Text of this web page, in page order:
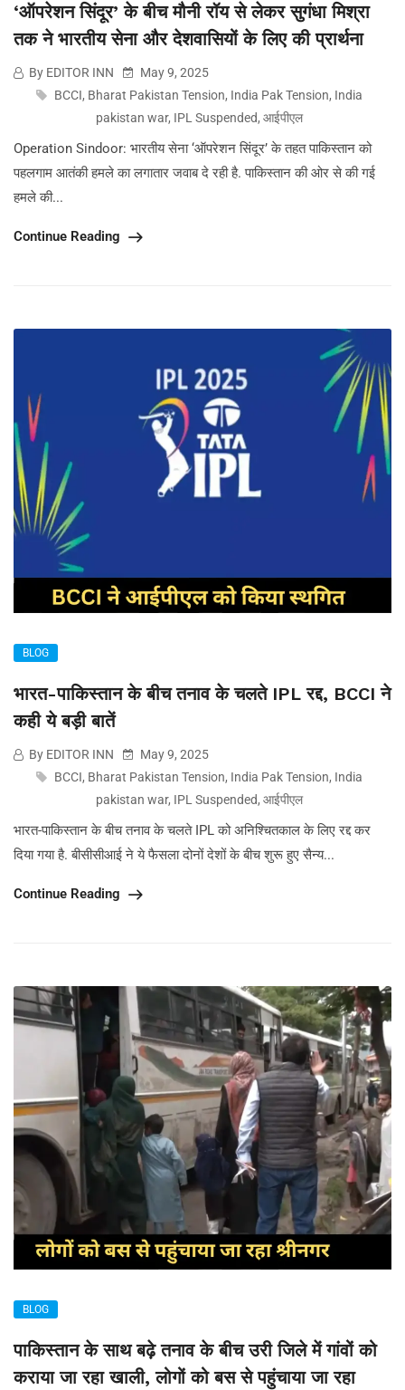
‘ऑपरेशन सिंदूर’ के बीच मौनी रॉय से लेकर सुगंधा मिश्रा
तक ने भारतीय सेना और देशवासियों के लिए की प्रार्थना
By EDITOR INN
May 9, 2025
BCCI, Bharat Pakistan Tension, India Pak Tension, India
pakistan war, IPL Suspended, आईपीएल
Operation Sindoor: भारतीय सेना ‘ऑपरेशन सिंदूर’ के तहत पाकिस्तान को
पहलगाम आतंकी हमले का लगातार जवाब दे रही है. पाकिस्तान की ओर से की गई
हमले की...
Continue Reading
BLOG
भारत-पाकिस्तान के बीच तनाव के चलते IPL रद्द, BCCI ने
कही ये बड़ी बातें
By EDITOR INN
May 9, 2025
BCCI, Bharat Pakistan Tension, India Pak Tension, India
pakistan war, IPL Suspended, आईपीएल
भारत-पाकिस्तान के बीच तनाव के चलते IPL को अनिश्चितकाल के लिए रद्द कर
दिया गया है. बीसीसीआई ने ये फैसला दोनों देशों के बीच शुरू हुए सैन्य...
Continue Reading
BLOG
पाकिस्तान के साथ बढ़े तनाव के बीच उरी जिले में गांवों को
कराया जा रहा खाली, लोगों को बस से पहुंचाया जा रहा